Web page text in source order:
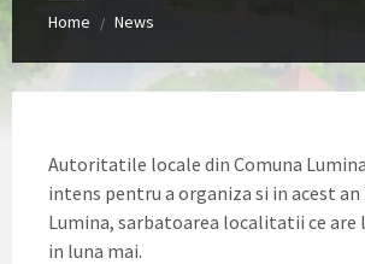
Home / News
Autoritatile locale din Comuna
intens pentru a organiza si in acest an
Lumina, sarbatoarea localitatii ce are
in luna mai.